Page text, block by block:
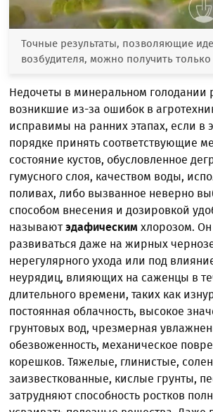
Точные результаты, позволяющие
возбудителя, можно получить
Недочеты в минеральном голодании
возникшие из-за ошибок в
исправимы на ранних этапах, если в
порядке принять соответствующие
состояние кустов, обусловленное
гумусного слоя, качеством воды,
поливах, либо вызванное неверно
способом внесения и дозировкой
называютэдафическим хлорозом.
развиваться даже на жирных
нерегулярного ухода или под
неурядиц, влияющих на саженцы в
длительного времени, таких как
постоянная облачность, высокое
грунтовых вод, чрезмерная
обезвоженность, механическое
корешков. Тяжелые, глинистые,
заизвесткованные, кислые грунты,
затрудняют способность ростков